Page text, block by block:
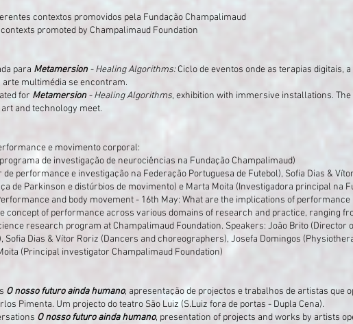
contextos promovidos pela Fundação Champalimaud
promoted by Champalimaud Foundation
para Metamersion - Healing Algorithms:Ciclo de eventos onde as terapias digitais,
multimédia se encontram.
for Metamersion - Healing Algorithms, exhibition with immersive installations.
and technology meet.
e movimento corporal:
de investigação de neurociências na Fundação Champalimaud)
performance e investigação na Federação Portuguesa de Futebol), Sofia Dias &
de Parkinson e distúrbios de movimento) e Marta Moita (Investigadora principal na
and body movement - 16th May: What are the implications of
concept of performance across various domains of research and practice, ranging
research program at Champalimaud Foundation. Speakers: João Brito
Sofia Dias & Vítor Roriz (Dancers and choreographers), Josefa Domingos
(Principal investigator Champalimaud Foundation)
O nosso futuro ainda humano, apresentação de projectos e trabalhos de artistas que
Pimenta. Um projecto do teatro São Luiz (S.Luiz fora de portas - Dupla Cena).
O nosso futuro ainda humano, presentation of projects and works by artists